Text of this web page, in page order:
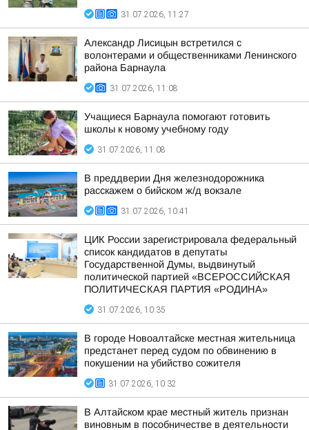
31.07.2026, 11:27
Александр Лисицын встретился с
волонтерами и общественниками Ленинского
района Барнаула
31.07.2026, 11:08
Учащиеся Барнаула помогают готовить
школы к новому учебному году
31.07.2026, 11:08
В преддверии Дня железнодорожника
расскажем о бийском ж/д вокзале
31.07.2026, 10:41
ЦИК России зарегистрировала федеральный
список кандидатов в депутаты
Государственной Думы, выдвинутый
политической партией «ВСЕРОССИЙСКАЯ
ПОЛИТИЧЕСКАЯ ПАРТИЯ «РОДИНА»
31.07.2026, 10:35
В городе Новоалтайске местная жительница
предстанет перед судом по обвинению в
покушении на убийство сожителя
31.07.2026, 10:32
В Алтайском крае местный житель признан
виновным в пособничестве в деятельности